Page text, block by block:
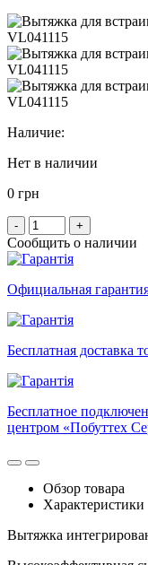
Наличие:
Нет в наличии
0 грн
- +
Сообщить о наличии
Официальная
Бесплатная доставка
Бесплатное
центром «Побуттех
Обзор товара
Характеристики
Вытяжка